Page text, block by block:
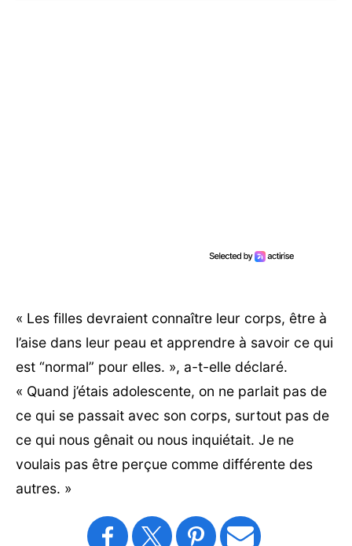
« Les filles devraient connaître leur corps, être à
l’aise dans leur peau et apprendre à savoir ce qui
est “normal” pour elles. », a-t-elle déclaré.
« Quand j’étais adolescente, on ne parlait pas de
ce qui se passait avec son corps, surtout pas de
ce qui nous gênait ou nous inquiétait. Je ne
voulais pas être perçue comme différente des
autres. »